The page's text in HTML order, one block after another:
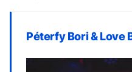
Péterfy Bori & Love